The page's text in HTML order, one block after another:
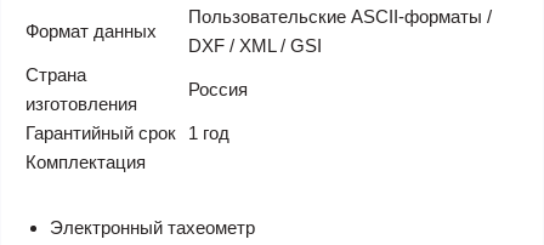
Формат данных
Пользовательские ASCII-форматы /
DXF / XML / GSI
Страна
изготовления
Россия
Гарантийный срок
1 год
Комплектация
Электронный тахеометр